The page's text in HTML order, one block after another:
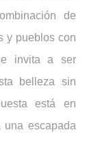
de
y pueblos con
invita a ser
belleza sin
está en
una escapada